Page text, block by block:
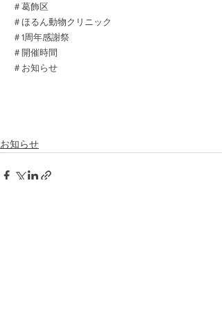
＃葛飾区
＃ほるん動物クリニック
＃1周年感謝祭
＃開催時間
＃お知らせ
お知らせ